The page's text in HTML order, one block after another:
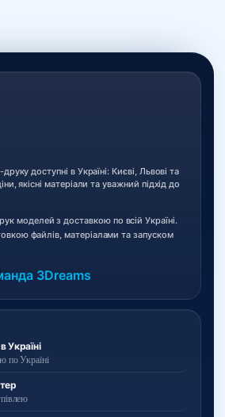
Україні
по Україні
доступні в Україні: Києві, Львові та
якісні матеріали та уважний підхід до
моделей з доставкою по всій Україні.
файлів, матеріалами та запуском
3Dreams